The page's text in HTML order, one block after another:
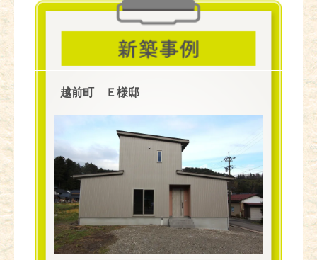
越前町 Ｅ様邸